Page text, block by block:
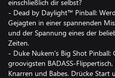
einschließlich dir selbst?
- Dead by Daylight™️ Pinball:
Gejagten in einer spannenden
und der Spannung eines der
Zeiten.
- Duke Nukem's Big Shot Pinball:
groovigsten BADASS-
Knarren und Babes. Drücke Start